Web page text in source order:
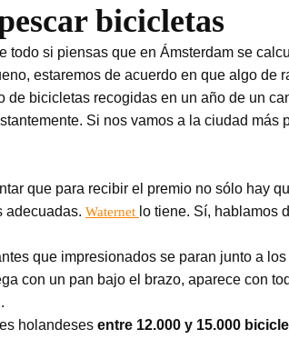
bicicletas
todo si piensas que en Ámsterdam se
estaremos de acuerdo en que algo de
de bicicletas recogidas en un año de un
Si nos vamos a la ciudad
que para recibir el premio no sólo hay
adecuadas. Waternet lo tiene. Sí, hablamos
que impresionados se paran junto a
con un pan bajo el brazo, aparece con
holandeses entre 12.000 y 15.000